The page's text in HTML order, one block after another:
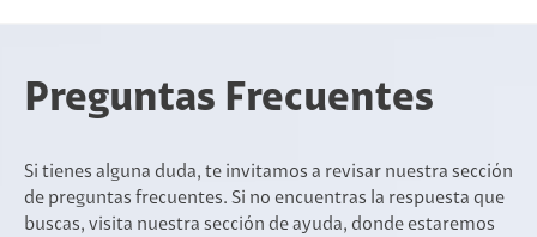
Preguntas Frecuentes
Si tienes alguna duda, te invitamos a revisar nuestra sección
de preguntas frecuentes. Si no encuentras la respuesta que
buscas, visita nuestra sección de ayuda, donde estaremos